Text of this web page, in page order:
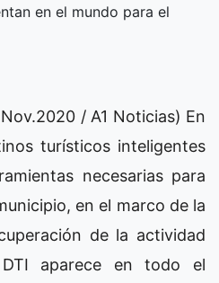
en el mundo para el
/ A1 Noticias) En
turísticos inteligentes
necesarias para
en el marco de la
de la actividad
aparece en todo el